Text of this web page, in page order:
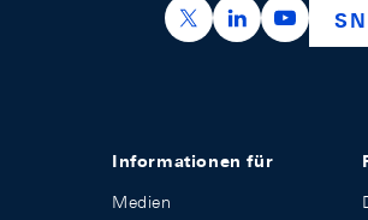
https://x.com/
https://
Informationen für
Medien